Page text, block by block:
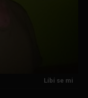
Líbí se mi